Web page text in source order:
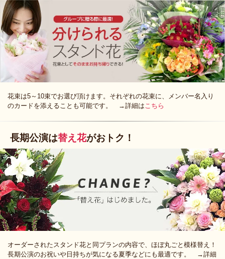
花束は5～10束でお選び頂けます。それぞれの花束に、メンバー名入り
のカードを添えることも可能です。 →詳細は こちら
長期公演は替え花がおトク！
オーダーされたスタンド花と同プランの内容で、ほぼ丸ごと模様替え！
長期公演のお祝いや日持ちが気になる夏季などにも最適です。 →詳細